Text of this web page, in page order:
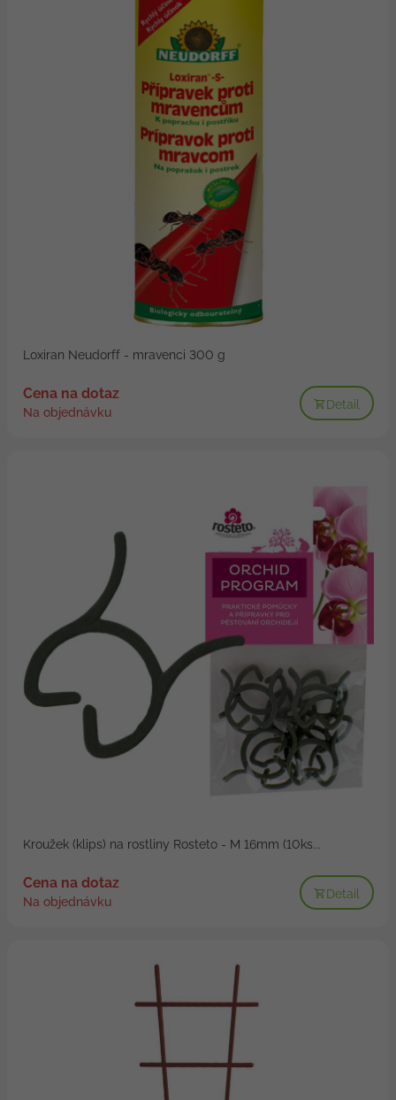
Loxiran Neudorff - mravenci 300 g
Cena na dotaz
Na objednávku
Detail
Kroužek (klips) na rostliny Rosteto - M 16mm (10ks...
Cena na dotaz
Na objednávku
Detail